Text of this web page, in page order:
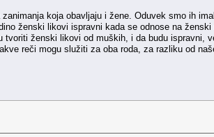
koja obavljaju i žene. Oduvek smo ih
ženski likovi ispravni kada se odnose na
ženski likovi od muških, i da budu ispravni,
reči mogu služiti za oba roda, za razliku od